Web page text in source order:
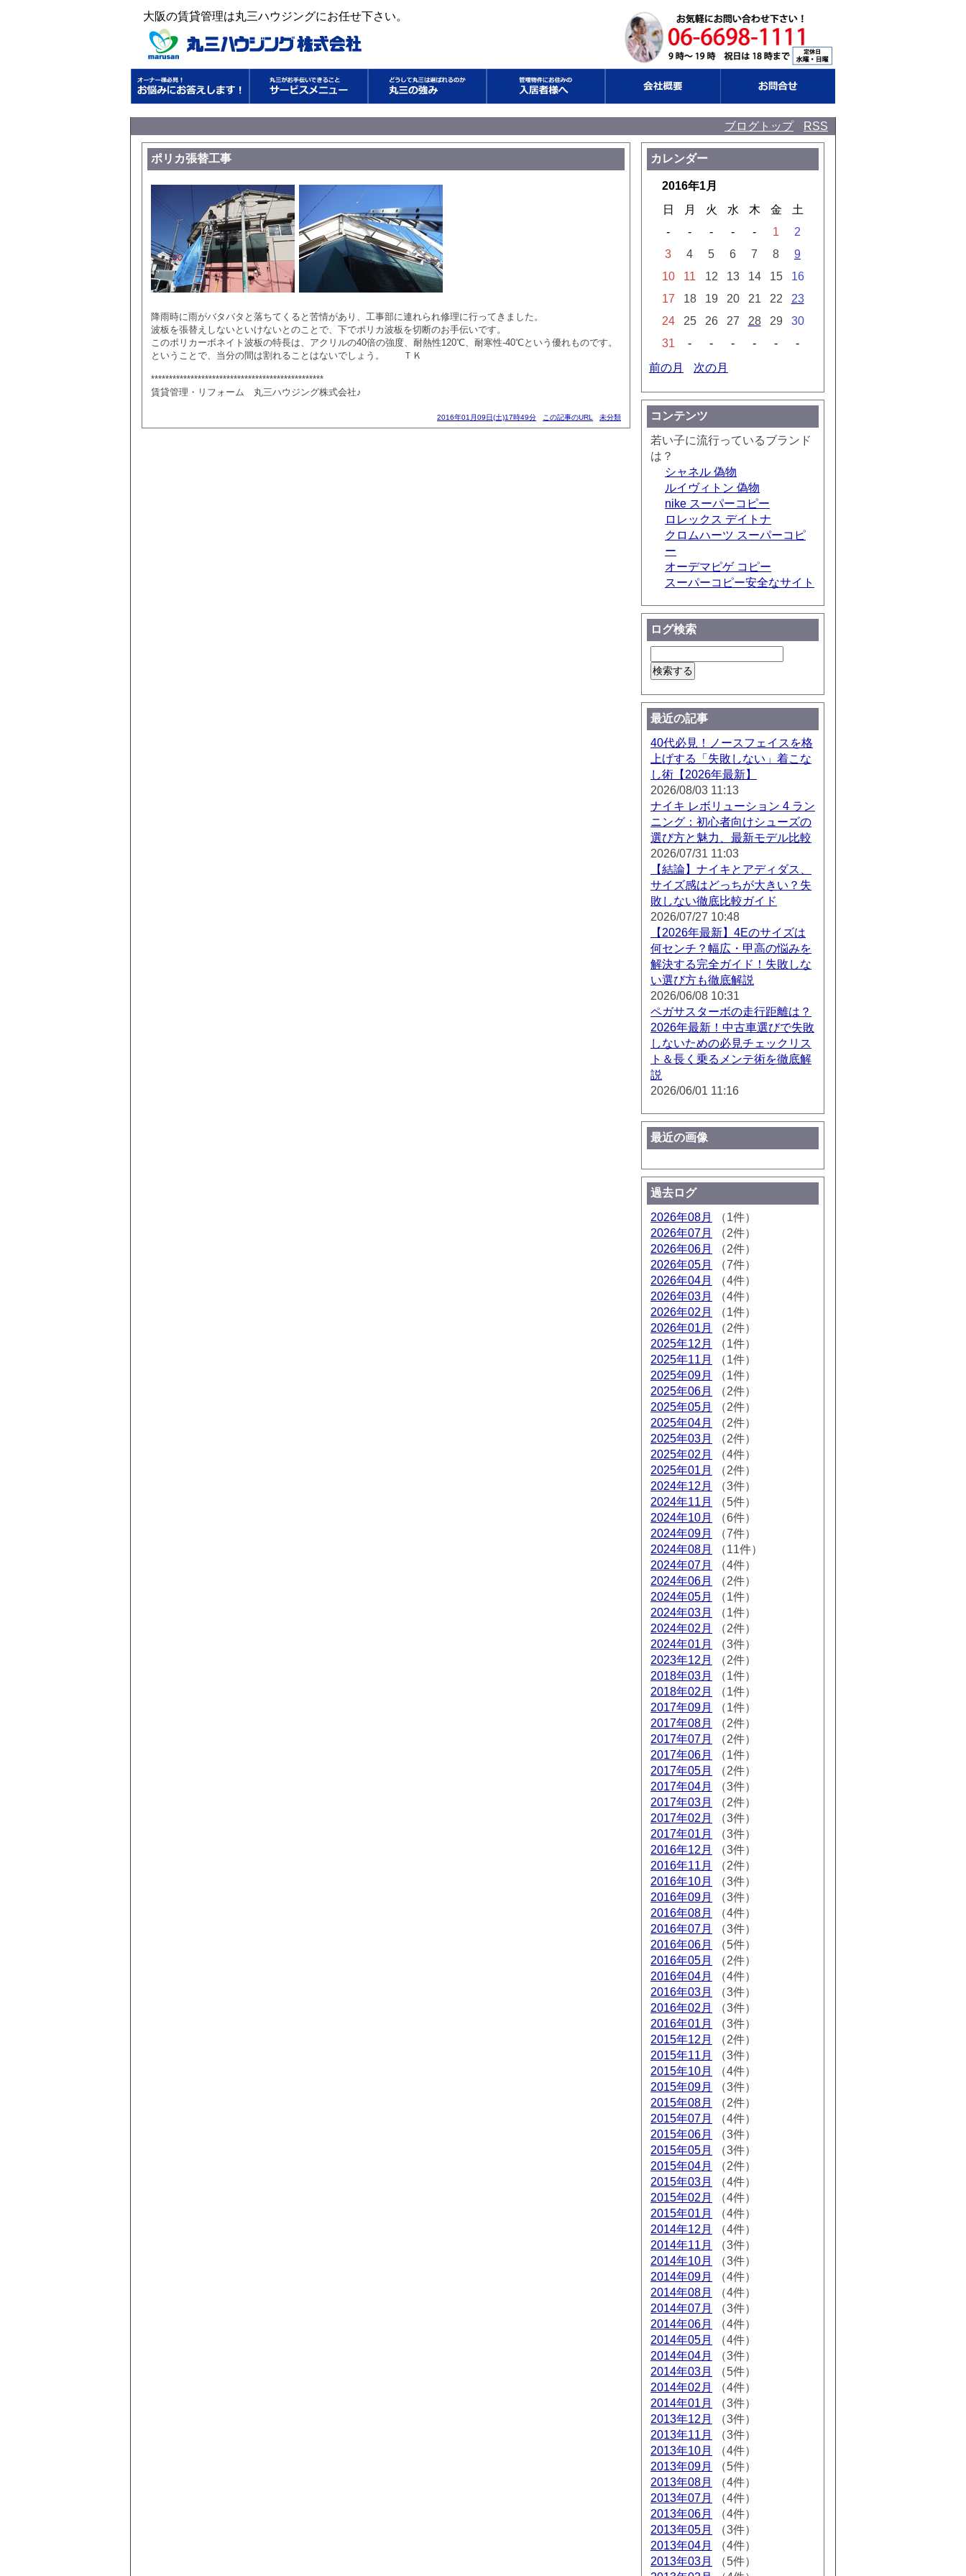
大阪の賃貸管理は丸三ハウジングにお任せ下さい。
ブログトップ RSS
ポリカ張替工事
降雨時に雨がバタバタと落ちてくると苦情があり、工事部に連れられ修理に行ってきました。
波板を張替えしないといけないとのことで、下でポリカ波板を切断のお手伝いです。
このポリカーボネイト波板の特長は、アクリルの40倍の強度、耐熱性120℃、耐寒性-40℃という優れものです。
ということで、当分の間は割れることはないでしょう。 ＴＫ
************************************************
賃貸管理・リフォーム 丸三ハウジング株式会社♪
2016年01月09日(土)17時49分 この記事のURL 未分類
カレンダー
2016年1月
日
月 火 水 木 金
土
-
- - - - 1
2
3
4 5 6 7 8
9
10
11 12 13 14 15
16
17
18 19 20 21 22
23
24
25 26 27 28 29
30
31
- - - - -
-
前の月
次の月
コンテンツ
若い子に流行っているブランド
は？
シャネル 偽物
ルイヴィトン 偽物
nike スーパーコピー
ロレックス デイトナ
クロムハーツ スーパーコピ
ー
オーデマピゲ コピー
スーパーコピー安全なサイト
ログ検索
最近の記事
40代必見！ノースフェイスを格
上げする「失敗しない」着こな
し術【2026年最新】
2026/08/03 11:13
ナイキ レボリューション 4 ラン
ニング：初心者向けシューズの
選び方と魅力、最新モデル比較
2026/07/31 11:03
【結論】ナイキとアディダス、
サイズ感はどっちが大きい？失
敗しない徹底比較ガイド
2026/07/27 10:48
【2026年最新】4Eのサイズは
何センチ？幅広・甲高の悩みを
解決する完全ガイド！失敗しな
い選び方も徹底解説
2026/06/08 10:31
ペガサスターボの走行距離は？
2026年最新！中古車選びで失敗
しないための必見チェックリス
ト＆長く乗るメンテ術を徹底解
説
2026/06/01 11:16
最近の画像
過去ログ
2026年08月
（1件）
2026年07月
（2件）
2026年06月
（2件）
2026年05月
（7件）
2026年04月
（4件）
2026年03月
（4件）
2026年02月
（1件）
2026年01月
（2件）
2025年12月
（1件）
2025年11月
（1件）
2025年09月
（1件）
2025年06月
（2件）
2025年05月
（2件）
2025年04月
（2件）
2025年03月
（2件）
2025年02月
（4件）
2025年01月
（2件）
2024年12月
（3件）
2024年11月
（5件）
2024年10月
（6件）
2024年09月
（7件）
2024年08月
（11件）
2024年07月
（4件）
2024年06月
（2件）
2024年05月
（1件）
2024年03月
（1件）
2024年02月
（2件）
2024年01月
（3件）
2023年12月
（2件）
2018年03月
（1件）
2018年02月
（1件）
2017年09月
（1件）
2017年08月
（2件）
2017年07月
（2件）
2017年06月
（1件）
2017年05月
（2件）
2017年04月
（3件）
2017年03月
（2件）
2017年02月
（3件）
2017年01月
（3件）
2016年12月
（3件）
2016年11月
（2件）
2016年10月
（3件）
2016年09月
（3件）
2016年08月
（4件）
2016年07月
（3件）
2016年06月
（5件）
2016年05月
（2件）
2016年04月
（4件）
2016年03月
（3件）
2016年02月
（3件）
2016年01月
（3件）
2015年12月
（2件）
2015年11月
（3件）
2015年10月
（4件）
2015年09月
（3件）
2015年08月
（2件）
2015年07月
（4件）
2015年06月
（3件）
2015年05月
（3件）
2015年04月
（2件）
2015年03月
（4件）
2015年02月
（4件）
2015年01月
（4件）
2014年12月
（4件）
2014年11月
（3件）
2014年10月
（3件）
2014年09月
（4件）
2014年08月
（4件）
2014年07月
（3件）
2014年06月
（4件）
2014年05月
（4件）
2014年04月
（3件）
2014年03月
（5件）
2014年02月
（4件）
2014年01月
（3件）
2013年12月
（3件）
2013年11月
（3件）
2013年10月
（4件）
2013年09月
（5件）
2013年08月
（4件）
2013年07月
（4件）
2013年06月
（4件）
2013年05月
（3件）
2013年04月
（4件）
2013年03月
（5件）